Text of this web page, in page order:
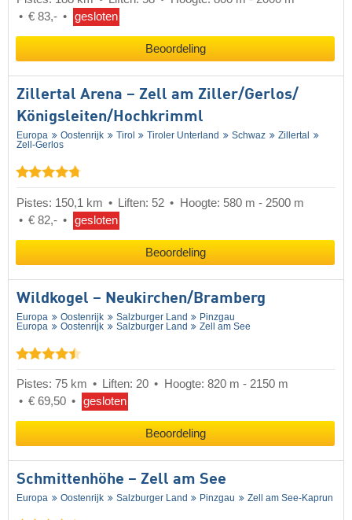
€ 83,-
gesloten
Beoordeling
Zillertal Arena – Zell am Ziller/​Gerlos/​
Königsleiten/​Hochkrimml
Europa Oostenrijk Tirol Tiroler Unterland Schwaz
Zillertal
Zell-Gerlos
Pistes: 150,1 km Liften: 52
Hoogte: 580 m - 2500 m
€ 82,-
gesloten
Beoordeling
Wildkogel – Neukirchen/​Bramberg
Europa Oostenrijk Salzburger Land
Pinzgau
Europa
Oostenrijk Salzburger Land Zell am See
Pistes: 75 km Liften: 20
Hoogte: 820 m - 2150 m
€ 69,50
gesloten
Beoordeling
Schmittenhöhe – Zell am See
Europa Oostenrijk Salzburger Land Pinzgau Zell am See-Kaprun